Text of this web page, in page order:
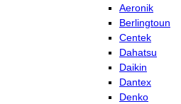
Aeronik
Berlingtoun
Centek
Dahatsu
Daikin
Dantex
Denko